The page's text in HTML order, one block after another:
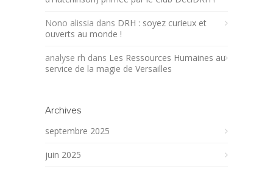
Nono alissia dans DRH : soyez curieux et
ouverts au monde !
analyse rh dans Les Ressources Humaines au
service de la magie de Versailles
Archives
septembre 2025
juin 2025